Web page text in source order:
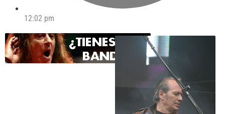
12:02 pm